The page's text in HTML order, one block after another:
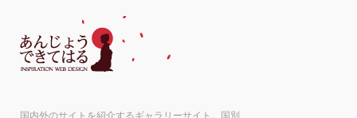
国内外のサイトを紹介するギャラリーサイト。国別、